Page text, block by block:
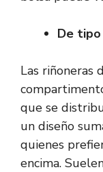
De
Las riñoneras
que se
un diseño
quienes
encima.